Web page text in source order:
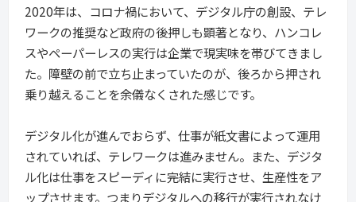
2020年は、コロナ禍において、デジタル庁の創設、テレ
ワークの推奨など政府の後押しも顕著となり、ハンコレ
スやペーパーレスの実行は企業で現実味を帯びてきまし
た。障壁の前で立ち止まっていたのが、後ろから押され
乗り越えることを余儀なくされた感じです。
デジタル化が進んでおらず、仕事が紙文書によって運用
されていれば、テレワークは進みません。また、デジタ
ル化は仕事をスピーディに完結に実行させ、生産性をア
ップさせます。つまりデジタルへの移行が実行されなけ